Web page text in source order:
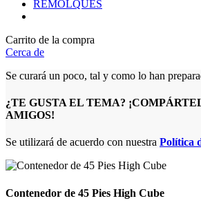
REMOLQUES
Carrito de la compra
Cerca de
Se curará un poco, tal y como lo han
¿TE GUSTA EL TEMA?
AMIGOS!
Se utilizará de acuerdo con nuestra Política
Contenedor de 45 Pies High Cube